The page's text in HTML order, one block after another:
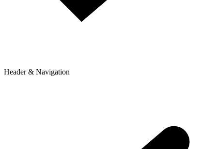
Header & Navigation